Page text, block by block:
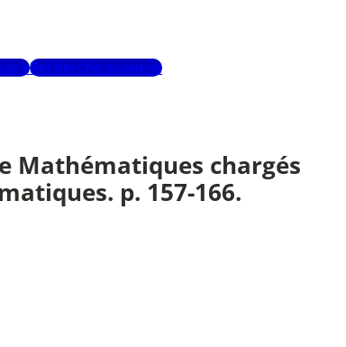
Recherche avancée
Mathématiques chargés
p. 157-166.